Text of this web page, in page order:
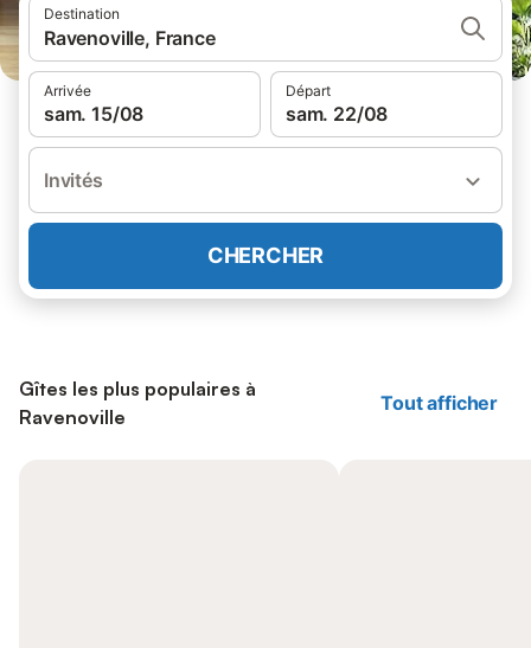
Destination
Ravenoville, France
Arrivée
sam. 15/08
Départ
sam. 22/08
Invités
CHERCHER
Gîtes les plus populaires à
Ravenoville
Tout afficher